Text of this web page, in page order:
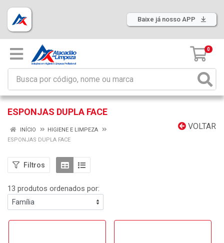
Baixe já nosso APP
0
ESPONJAS DUPLA FACE
VOLTAR
INÍCIO
HIGIENE E LIMPEZA
ESPONJAS DUPLA FACE
Filtros
13 produtos ordenados por: